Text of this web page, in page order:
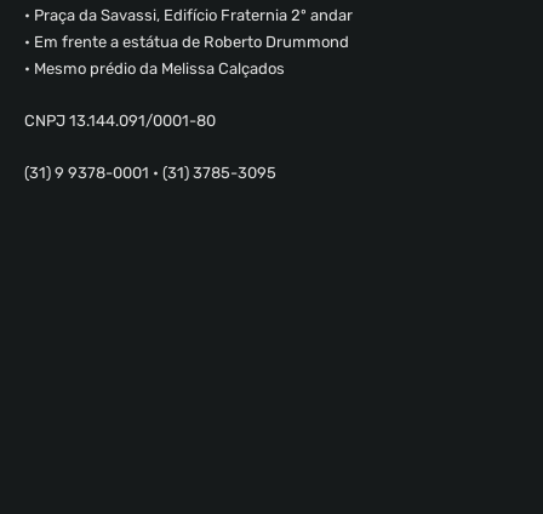
• Praça da Savassi, Edifício Fraternia 2º andar
• Em frente a estátua de Roberto Drummond
• Mesmo prédio da Melissa Calçados
CNPJ 13.144.091/0001-80
(31) 9 9378-0001 • (31) 3785-3095